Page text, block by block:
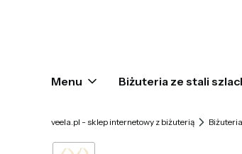
Menu Biżuteria ze stali
veela.pl - sklep internetowy z biżuterią